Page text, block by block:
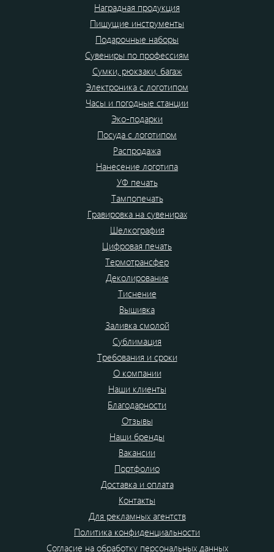
Наградная продукция
Пишущие инструменты
Подарочные наборы
Сувениры по профессиям
Сумки, рюкзаки, багаж
Электроника с логотипом
Часы и погодные станции
Эко-подарки
Посуда с логотипом
Распродажа
Нанесение логотипа
УФ печать
Тампопечать
Гравировка на сувенирах
Шелкография
Цифровая печать
Термотрансфер
Деколирование
Тиснение
Вышивка
Заливка смолой
Сублимация
Требования и сроки
О компании
Наши клиенты
Благодарности
Отзывы
Наши бренды
Вакансии
Портфолио
Доставка и оплата
Контакты
Для рекламных агентств
Политика конфиденциальности
Согласие на обработку персональных данных